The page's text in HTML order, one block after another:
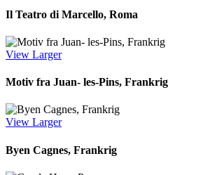
Il Teatro di Marcello, Roma
View Larger
Motiv fra Juan- les-Pins, Frankrig
View Larger
Byen Cagnes, Frankrig